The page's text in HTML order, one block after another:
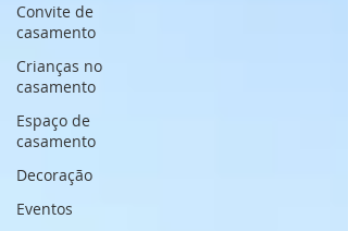
Convite de
casamento
Crianças no
casamento
Espaço de
casamento
Decoração
Eventos